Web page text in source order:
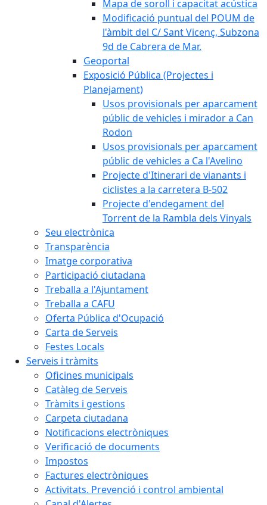
Mapa de soroll i capacitat acústica
Modificació puntual del POUM de
l'àmbit del C/ Sant Vicenç, Subzona
9d de Cabrera de Mar.
Geoportal
Exposició Pública (Projectes i
Planejament)
Usos provisionals per aparcament
públic de vehicles i mirador a Can
Rodon
Usos provisionals per aparcament
públic de vehicles a Ca l'Avelino
Projecte d'Itinerari de vianants i
ciclistes a la carretera B-502
Projecte d'endegament del
Torrent de la Rambla dels Vinyals
Seu electrònica
Transparència
Imatge corporativa
Participació ciutadana
Treballa a l'Ajuntament
Treballa a CAFU
Oferta Pública d'Ocupació
Carta de Serveis
Festes Locals
Serveis i tràmits
Oficines municipals
Catàleg de Serveis
Tràmits i gestions
Carpeta ciutadana
Notificacions electròniques
Verificació de documents
Impostos
Factures electròniques
Activitats. Prevenció i control ambiental